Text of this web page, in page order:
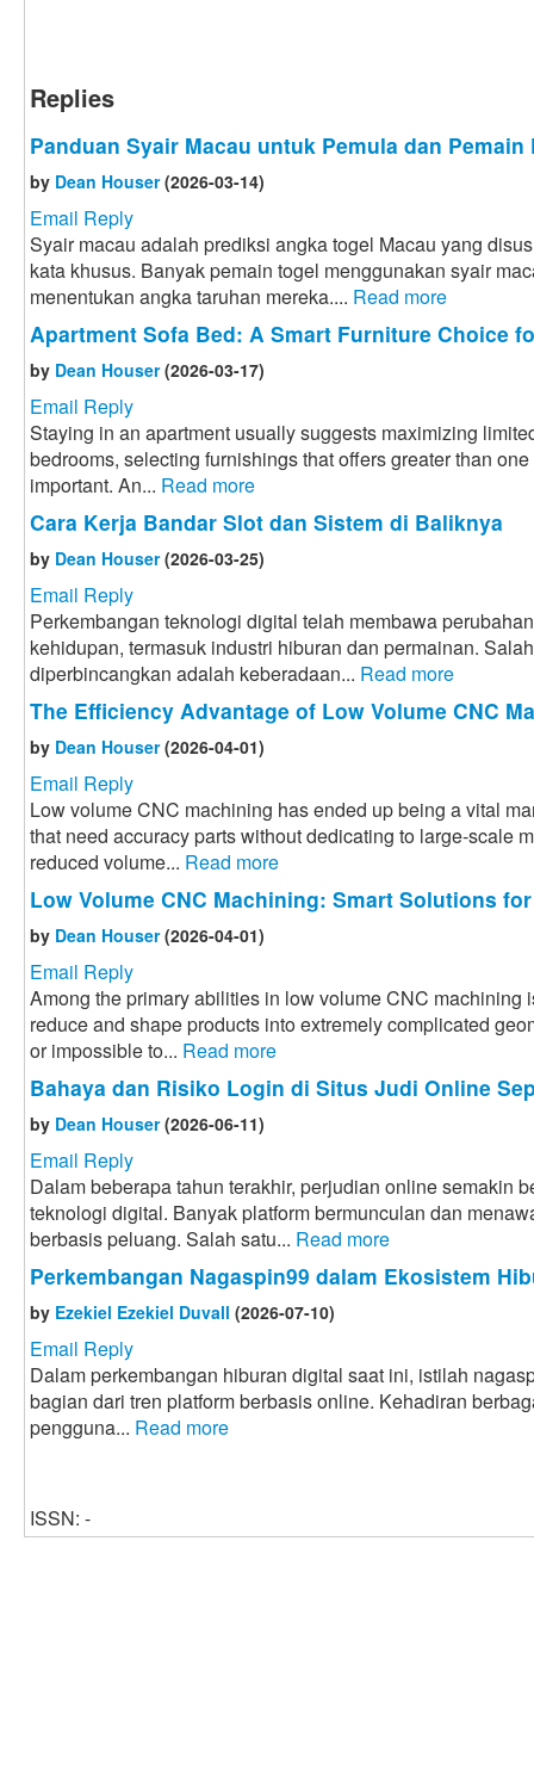
Replies
Panduan Syair Macau untuk Pemula dan
by Dean Houser(2026-03-14)
Email Reply
Syair macau adalah prediksi angka togel Macau yang
kata khusus. Banyak pemain togel menggunakan syair
menentukan angka taruhan mereka.... Read more
Apartment Sofa Bed: A Smart Furniture Choice
by Dean Houser(2026-03-17)
Email Reply
Staying in an apartment usually suggests maximizing
bedrooms, selecting furnishings that offers greater than
important. An... Read more
Cara Kerja Bandar Slot dan Sistem di Baliknya
by Dean Houser(2026-03-25)
Email Reply
Perkembangan teknologi digital telah membawa
kehidupan, termasuk industri hiburan dan permainan.
diperbincangkan adalah keberadaan... Read more
The Efficiency Advantage of Low Volume CNC
by Dean Houser(2026-04-01)
Email Reply
Low volume CNC machining has ended up being a vital
that need accuracy parts without dedicating to large-scale
reduced volume... Read more
Low Volume CNC Machining: Smart Solutions
by Dean Houser(2026-04-01)
Email Reply
Among the primary abilities in low volume CNC
reduce and shape products into extremely complicated
or impossible to... Read more
Bahaya dan Risiko Login di Situs Judi Online
by Dean Houser(2026-06-11)
Email Reply
Dalam beberapa tahun terakhir, perjudian online semakin
teknologi digital. Banyak platform bermunculan dan
berbasis peluang. Salah satu... Read more
Perkembangan Nagaspin99 dalam Ekosistem
by Ezekiel Ezekiel Duvall (2026-07-10)
Email Reply
Dalam perkembangan hiburan digital saat ini, istilah
bagian dari tren platform berbasis online. Kehadiran
pengguna... Read more
ISSN: -